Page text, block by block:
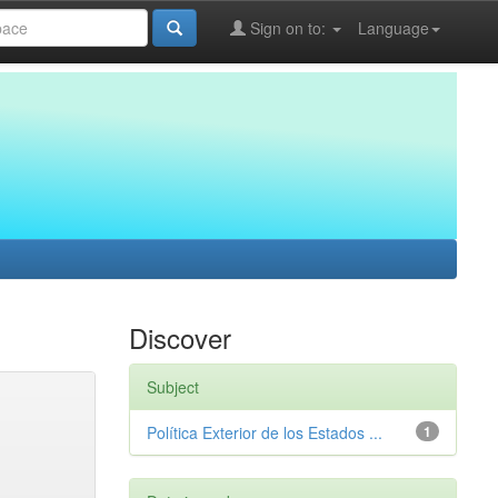
Language
Sign on to:
Discover
Subject
1
Política Exterior de los Estados ...